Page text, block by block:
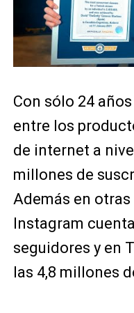
Con sólo 24
entre los
de internet a
millones de
Además en
Instagram
seguidores y en
las 4,8 millones